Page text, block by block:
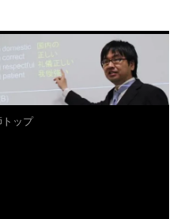
ップ